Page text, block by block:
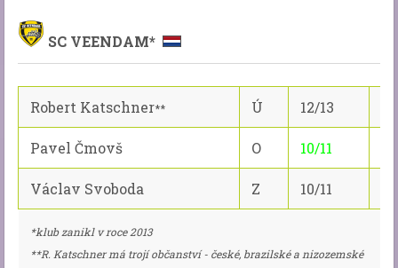
SC VEENDAM*
Robert Katschner** Ú 12/13
Pavel Čmovš O 10/11
Václav Svoboda Z 10/11
*klub zanikl v roce 2013
**R. Katschner má trojí občanství - české, brazilské a nizozemské